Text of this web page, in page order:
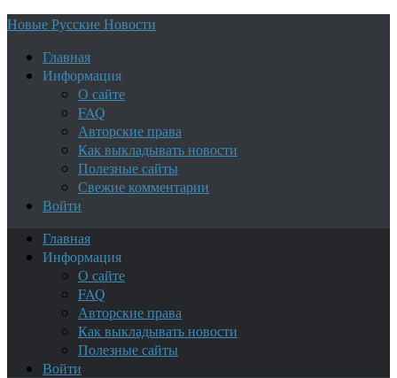
Новые Русские Новости
Главная
Информация
О сайте
FAQ
Авторские права
Как выкладывать новости
Полезные сайты
Свежие комментарии
Войти
Главная
Информация
О сайте
FAQ
Авторские права
Как выкладывать новости
Полезные сайты
Войти